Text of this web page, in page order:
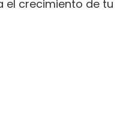
el crecimiento de tu